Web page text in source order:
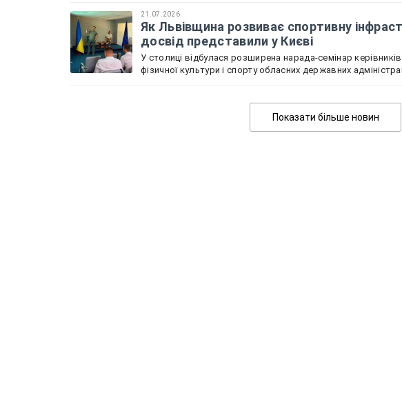
21.07.2026
Як Львівщина розвиває спортивну
досвід представили у Києві
У столиці відбулася розширена нарада-семінар
фізичної культури і спорту обласних державних
Показати більше новин